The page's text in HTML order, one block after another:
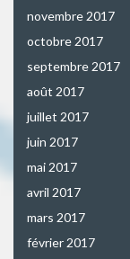
novembre 2017
octobre 2017
septembre 2017
août 2017
juillet 2017
juin 2017
mai 2017
avril 2017
mars 2017
février 2017